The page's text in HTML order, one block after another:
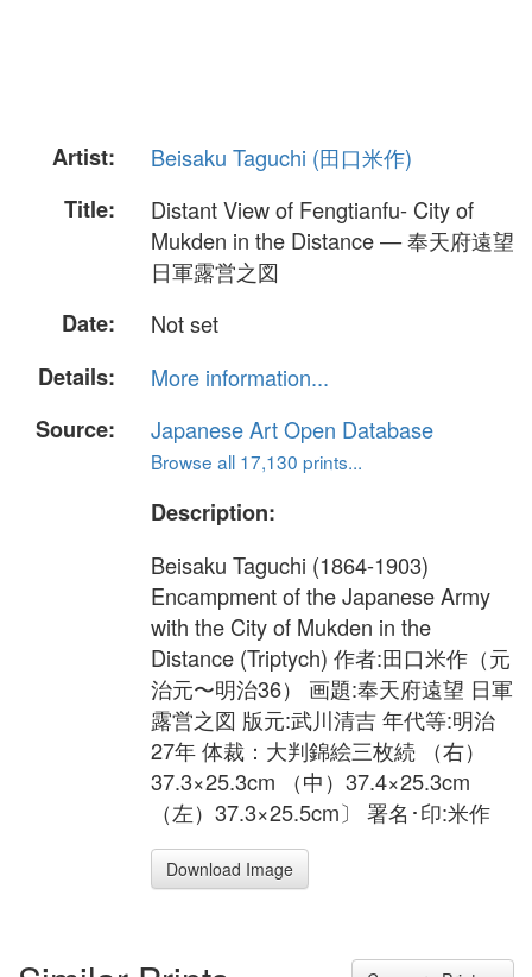
Artist:
Beisaku Taguchi (田口米作)
Title:
Distant View of Fengtianfu- City of
Mukden in the Distance — 奉天府遠望
日軍露営之図
Date:
Not set
Details:
More information...
Source:
Japanese Art Open Database
Browse all 17,130 prints...
Description:
Beisaku Taguchi (1864-1903)
Encampment of the Japanese Army
with the City of Mukden in the
Distance (Triptych) 作者:田口米作（元
治元〜明治36） 画題:奉天府遠望 日軍
露営之図 版元:武川清吉 年代等:明治
27年 体裁：大判錦絵三枚続 （右）
37.3×25.3cm （中）37.4×25.3cm
（左）37.3×25.5cm〕 署名･印:米作
Download Image